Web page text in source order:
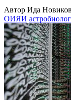
Автор Ида
ОИЯИ